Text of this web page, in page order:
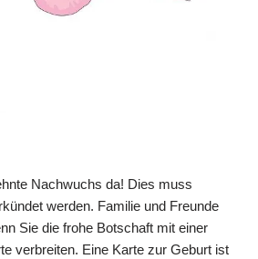
Nachwuchs da! Dies muss
werden. Familie und Freunde
Sie die frohe Botschaft mit einer
verbreiten. Eine Karte zur Geburt ist